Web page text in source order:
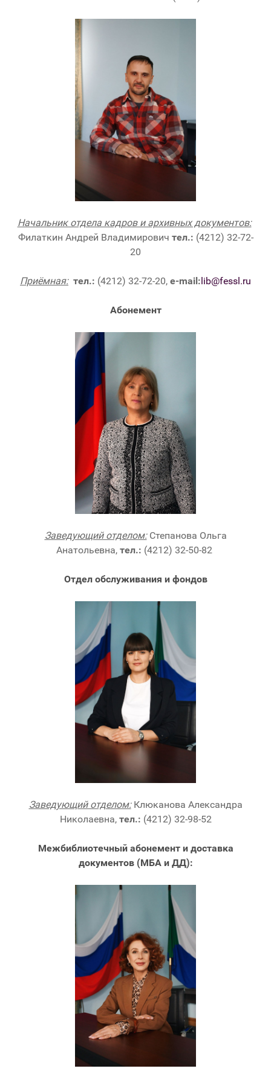
Начальник отдела кадров и архивных документов:
Филаткин Андрей Владимирович тел.: (4212) 32-72-
20
Приёмная: тел.: (4212) 32-72-20, e-mail:lib@fessl.ru
Абонемент
Заведующий отделом:Степанова Ольга
Анатольевна, тел.: (4212) 32-50-82
Отдел обслуживания и фондов
Заведующий отделом:Клюканова Александра
Николаевна, тел.: (4212) 32-98-52
Межбиблиотечный абонемент и доставка
документов (МБА и ДД):